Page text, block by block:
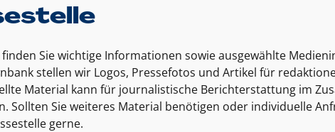
Sie wichtige Informationen sowie ausgewählte
stellen wir Logos, Pressefotos und Artikel für
Material kann für journalistische Berichterstattung im
Sollten Sie weiteres Material benötigen oder individuelle
gerne.